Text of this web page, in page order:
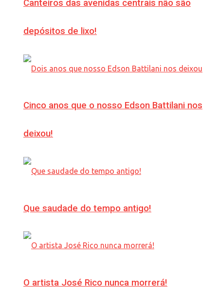
Canteiros das avenidas centrais não são
depósitos de lixo!
Cinco anos que o nosso Edson Battilani nos
deixou!
Que saudade do tempo antigo!
O artista José Rico nunca morrerá!